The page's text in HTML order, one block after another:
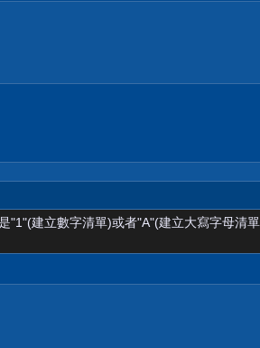
"1"(建立數字清單)或者"A"(建立大寫字母